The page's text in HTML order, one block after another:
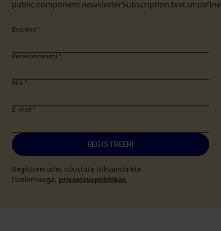
Eesnimi *
Perekonnanimi *
Riik *
E-mail *
REGISTREERI
Registreerudes nõustute isikuandmete
töötlemisega. privaatsuspoliitikas.